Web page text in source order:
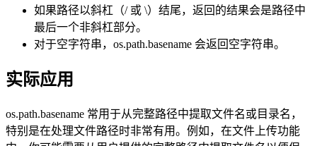
如果路径以斜杠（/ 或 \）结尾，返回的结果会是路径中
最后一个非斜杠部分。
对于空字符串，os.path.basename 会返回空字符串。
实际应用
os.path.basename 常用于从完整路径中提取文件名或目录名，
特别是在处理文件路径时非常有用。例如，在文件上传功能